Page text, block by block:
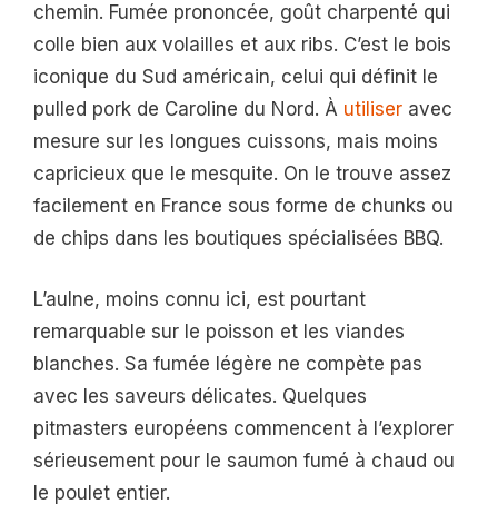
chemin. Fumée prononcée, goût charpenté qui
colle bien aux volailles et aux ribs. C’est le bois
iconique du Sud américain, celui qui définit le
pulled pork de Caroline du Nord. À utiliser avec
mesure sur les longues cuissons, mais moins
capricieux que le mesquite. On le trouve assez
facilement en France sous forme de chunks ou
de chips dans les boutiques spécialisées BBQ.
L’aulne, moins connu ici, est pourtant
remarquable sur le poisson et les viandes
blanches. Sa fumée légère ne compète pas
avec les saveurs délicates. Quelques
pitmasters européens commencent à l’explorer
sérieusement pour le saumon fumé à chaud ou
le poulet entier.